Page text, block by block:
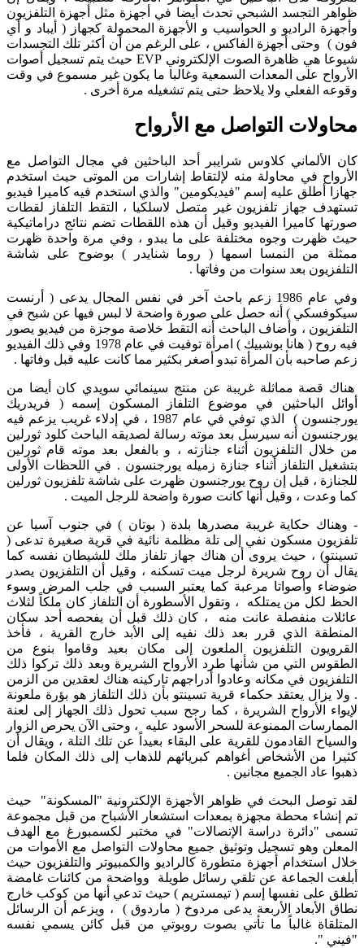
ظواهر التجسد الشبحي تحدث أيضا في أجهزة مثل أجهزة التلفزيون
وأجهزة الراديو و الحواسيب و الأجهزة المحمولة كجهاز ( أيباد و أي
فون ) وحتى أجهزة الفاكس ، على الرغم من أن أكثر تلك التجسدات
شيوعا هي ظاهرة الصوت الإلكتروني EVP حيث يتم تسجيل أصوات
الأرواح على المعدات السمعية وغالبا ما يكون غير مسموع في وقت
وقوعه الفعلي ولا يلاحظ حتى يتم تشغيله مرة أخرى .
محاولات التواصل مع الأرواح
كان الألماني كلاوس شرايبر أحد الباحثين في مجال التواصل مع
الأرواح في محاولة منه لإلتقاط إشارات من الموتى حيث استخدم
جهازا أطلق عليه إسم "فيديكومين" والذي استخدم فيه كاميرا فيديو
تستهدف جهاز تلفزيون غير متصل لاسلكيا ، التقط التلفاز لقطات
صورتها كاميرا الفيديو وقيل أن هذه اللقطات تضم نتائج دراماتيكية
حيث ظهرت وجوه مختلفة على ما يبدو ، وفي مرة واحدة ظهرت
ممثلة من النمسا اسمها ( روما شنايدر ) بوضوح على شاشة
التلفزيون بعد سنوات من وفاتها .
وفي عام 1986 زعم باحث آخر في نفس المجال يدعى ( أرنست
سيكوفسكي ) أنه حصل على صورة واضحة لا لبس فيها عن شبح في
التلفزيون ، وأضاف الباحث أنه التقط خلاصة موجزة من فيديو يصور
فيه روح ( هانا بوشبيك ) امرأة توفيت في عام 1978 وفي ذلك الفيديو
زعم صاحبه بأن المرأة تبدو أصغر بكثير مما كانت عليه قبل وفاتها .
هناك قصة مماثلة غريبة عن منتج سينمائي سويدي كان أيضا من
أوائل الباحثين في موضوع التلفاز المسكون إسمه ( فريدريك
يورجنسون ) الذي توفي في عام 1987 ، في إدلاء غريب يزعم فيه
يورجنسون أنه سيرسل بعد موته رسالة لصديقه الباحث كلود ثورلين
من خلال التلفزيون أثناء جنازته ، و بالفعل بعد موته قام ثورلين
بتشغيل التلفاز أثناء جنازة زميله يورجنسون . في اللحظات الأولى
للجنازة ، قيل إن روح يورجنسون ظهرت على شاشة تلفزيون ثورلين
كما وعدت ، وقيل أنها كانت صورة واضحة للرجل الميت .
- وهناك حكاية غريبة مصدرها بلدة ( بوتان ) في جنوب آسيا عن
تلفزيون مسكون نفي إلى تلة مظلمة نائية في قرية صغيرة تدعى (
تسينتو) ، حيث يروى أن هناك جهاز تلفاز ملك للشيطان نفسه كما
يقال أن روح شريرة لرجل ميت تسكنه ، وقيل أن التلفزيون يصدر
ضوضاء وأصواتا مرعبة كما يعتبر السبب في جلب المرض وسوء
الحظ لكل من يمتلكه ، وتقول الأسطورة أن التلفاز كان ملكاً لثلاث
عائلات منفصلة عانت منه ، كان ذلك قبل أن يفحصه أحد سكان
المنطقة الذي قرر بعد ذلك نفيه إلى الأبد خارج القرية ، فأخذ
القرويون التلفزيون الملعون إلى مكان بعيد وقاموا بنوع من
الطقوس التي من شأنها طرد الأرواح الشريرة وبعد ذلك تركوا ذلك
التلفزيون في مكانه وعادوا أدراجهم تاركينه هناك لعقدين من الزمن
. ولا يزال يعتقد حكماء قرية تسينتو بأن ذلك التلفاز هو بؤرة ملعونة
لإيواء الأرواح الشريرة ، كما رجح سبب تحول ذلك الجهاز إلى لعنة
الممارسات الممنوعة للسحر الأسود عليه ، وحتى الآن يحرص الزوار
والسياح القادمون للقرية على البقاء بعيداً عن تلك التلة ، ويقال أن
كثيرا من الأشخاص أغواهم كبريائهم للذهاب إلى ذلك المكان فلما
ذهبوا عاد الجميع مجانين .
لقد توصل البحث في ظواهر الأجهزة الإلكترونية "المسكونة" حيث
تم إنشاء محطة مجهزة بمعدات استشعار الأشباح من قبل مجموعة
تسمى "دائرة دراسة الإتصالات" في مختبر لكسمبورغ مع الهدف
المعلن وهو تسجيل وتوثيق جميع محاولات التواصل مع الأموات من
خلال استخدام أجهزة متطورة كالراديو والكمبيوتر والتلفزيون حيث
أبلغت الجماعة عن تلقي رسائل طويلة وواضحة من كائنات غامضة
تطلق على نفسها إسم ( تيمستريم ) حيث تدعي أنها من كوكب خارج
نطاق الأبعاد الأربعة يدعى مردوخ ( ماردوق ) ، ويزعم أن الرسائل
المتلقاة غالباً ما تأتي بصوت روبوتي من قبل كائن يسمي نفسه
"فيني ".